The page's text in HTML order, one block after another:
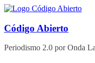
Saltar
contenido
Código Abierto
Periodismo 2.0 por Onda